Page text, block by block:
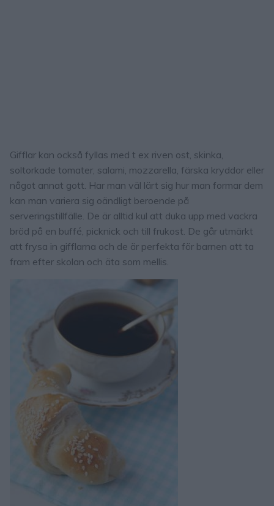
Gifflar kan också fyllas med t ex riven ost, skinka,
soltorkade tomater, salami, mozzarella, färska kryddor eller
något annat gott. Har man väl lärt sig hur man formar dem
kan man variera sig oändligt beroende på
serveringstillfälle. De är alltid kul att duka upp med vackra
bröd på en buffé, picknick och till frukost. De går utmärkt
att frysa in gifflarna och de är perfekta för barnen att ta
fram efter skolan och äta som mellis.